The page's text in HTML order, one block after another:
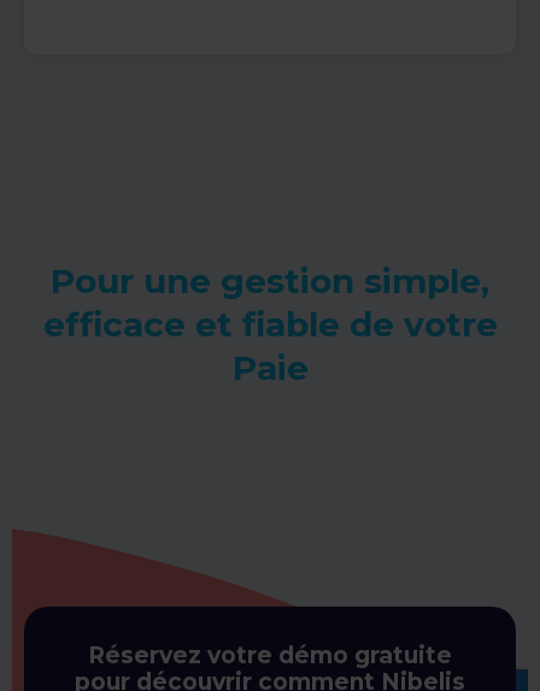
Pour une gestion simple,
efficace et fiable de votre
Paie
Réservez votre démo gratuite
pour découvrir comment Nibelis